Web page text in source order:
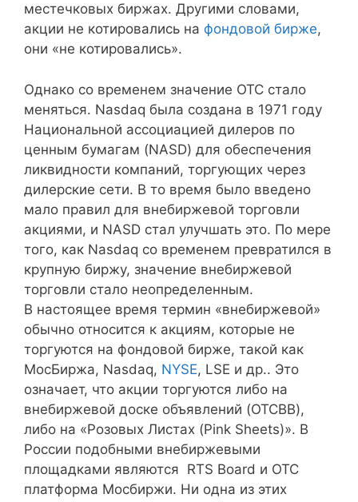
местечковых биржах. Другими словами,
акции не котировались на фондовой бирже,
они «не котировались».
Однако со временем значение OTC стало
меняться. Nasdaq была создана в 1971 году
Национальной ассоциацией дилеров по
ценным бумагам (NASD) для обеспечения
ликвидности компаний, торгующих через
дилерские сети. В то время было введено
мало правил для внебиржевой торговли
акциями, и NASD стал улучшать это. По мере
того, как Nasdaq со временем превратился в
крупную биржу, значение внебиржевой
торговли стало неопределенным.
В настоящее время термин «внебиржевой»
обычно относится к акциям, которые не
торгуются на фондовой бирже, такой как
МосБиржа, Nasdaq, NYSE, LSE и др.. Это
означает, что акции торгуются либо на
внебиржевой доске объявлений (OTCBB),
либо на «Розовых Листах (Pink Sheets)». В
России подобными внебиржевыми
площадками являются RTS Board и OTC
платформа Мосбиржи. Ни одна из этих